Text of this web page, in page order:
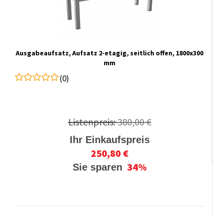
Ausgabeaufsatz, Aufsatz 2-etagig, seitlich offen, 1800x300
mm
(0)
Listenpreis:380,00 €
Ihr Einkaufspreis
250,80 €
Sie sparen 34%